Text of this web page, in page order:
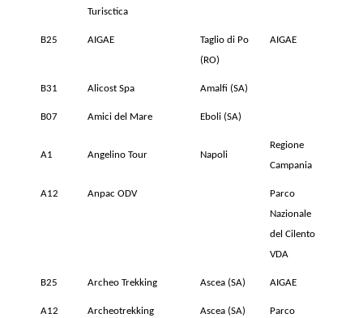
Turisctica
B25 AIGAE
Taglio di Po
(RO)
AIGAE
B31 Alicost Spa Amalfi (SA)
B07 Amici del Mare Eboli (SA)
A1 Angelino Tour Napoli
Regione
Campania
A12 Anpac ODV
Parco
Nazionale
del Cilento
VDA
B25 Archeo Trekking Ascea (SA) AIGAE
A12 Archeotrekking Ascea (SA)
Parco